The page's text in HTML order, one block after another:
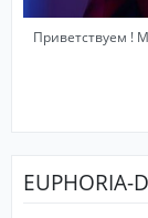
Приветствуем !
EUPHORIA-